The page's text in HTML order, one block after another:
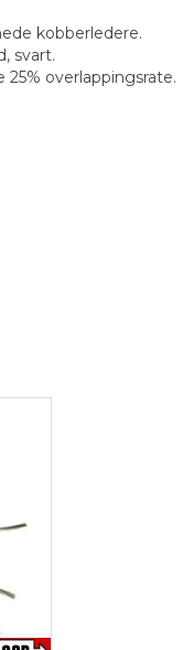
kobberledere.
svart.
overlappingsrate.